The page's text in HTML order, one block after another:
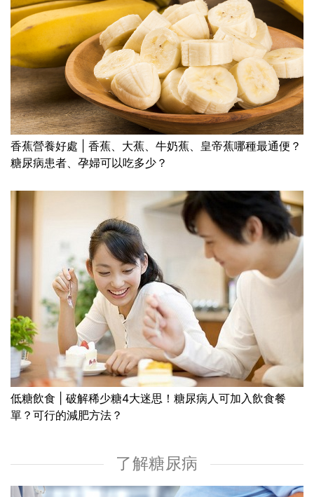
香蕉營養好處 | 香蕉、大蕉、牛奶蕉、皇帝蕉哪種最通便？
糖尿病患者、孕婦可以吃多少？
低糖飲食 | 破解稀少糖4大迷思！糖尿病人可加入飲食餐
單？可行的減肥方法？
了解糖尿病